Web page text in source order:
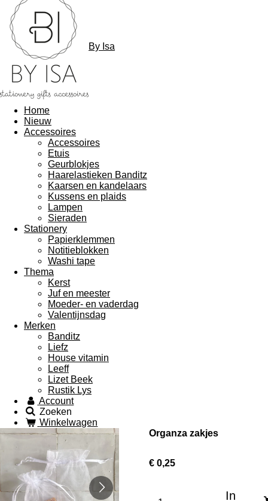
By Isa
Home
Nieuw
Accessoires
Accessoires
Etuis
Geurblokjes
Haarelastieken Banditz
Kaarsen en kandelaars
Kussens en plaids
Lampen
Sieraden
Stationery
Papierklemmen
Notitieblokken
Washi tape
Thema
Kerst
Juf en meester
Moeder- en vaderdag
Valentijnsdag
Merken
Banditz
Liefz
House vitamin
Leeff
Lizet Beek
Rustik Lys
Account
Zoeken
Winkelwagen
Organza zakjes
€ 0,25
In